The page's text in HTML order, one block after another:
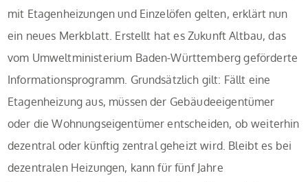
mit Etagenheizungen und Einzelöfen gelten, erklärt nun
ein neues Merkblatt. Erstellt hat es Zukunft Altbau, das
vom Umweltministerium Baden-Württemberg geförderte
Informationsprogramm. Grundsätzlich gilt: Fällt eine
Etagenheizung aus, müssen der Gebäudeeigentümer
oder die Wohnungseigentümer entscheiden, ob weiterhin
dezentral oder künftig zentral geheizt wird. Bleibt es bei
dezentralen Heizungen, kann für fünf Jahre